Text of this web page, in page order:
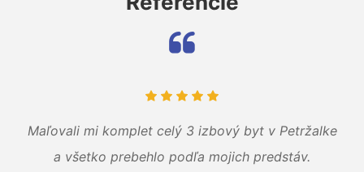
Maľovali mi komplet celý 3 izbový byt v Petržalke
a všetko prebehlo podľa mojich predstáv.